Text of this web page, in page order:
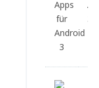
3